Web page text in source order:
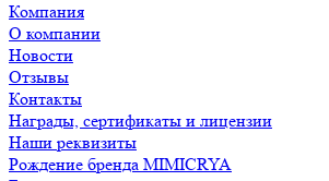
Компания
О компании
Новости
Отзывы
Контакты
Награды, сертификаты и лицензии
Наши реквизиты
Рождение бренда MIMICRYA